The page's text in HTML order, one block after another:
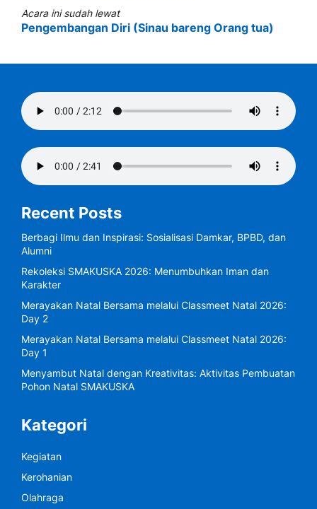
Acara ini sudah lewat
Pengembangan Diri (Sinau bareng Orang tua)
Recent Posts
Berbagi Ilmu dan Inspirasi: Sosialisasi Damkar, BPBD, dan
Alumni
Rekoleksi SMAKUSKA 2026: Menumbuhkan Iman dan
Karakter
Merayakan Natal Bersama melalui Classmeet Natal 2026:
Day 2
Merayakan Natal Bersama melalui Classmeet Natal 2026:
Day 1
Menyambut Natal dengan Kreativitas: Aktivitas Pembuatan
Pohon Natal SMAKUSKA
Kategori
Kegiatan
Kerohanian
Olahraga